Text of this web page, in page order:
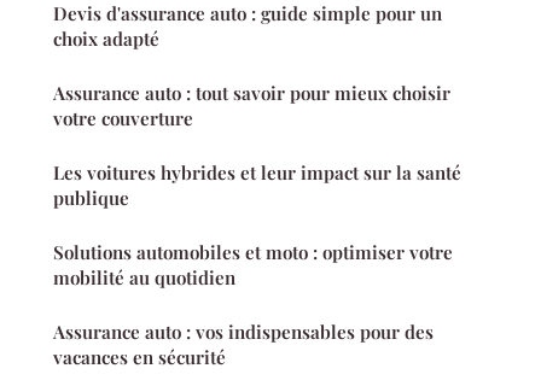
Devis d'assurance auto : guide simple pour un
choix adapté
Assurance auto : tout savoir pour mieux choisir
votre couverture
Les voitures hybrides et leur impact sur la santé
publique
Solutions automobiles et moto : optimiser votre
mobilité au quotidien
Assurance auto : vos indispensables pour des
vacances en sécurité